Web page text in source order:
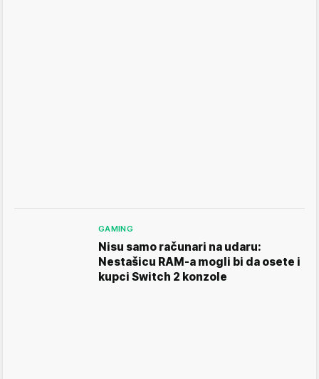
GAMING
Nisu samo računari na udaru:
Nestašicu RAM-a mogli bi da osete i
kupci Switch 2 konzole